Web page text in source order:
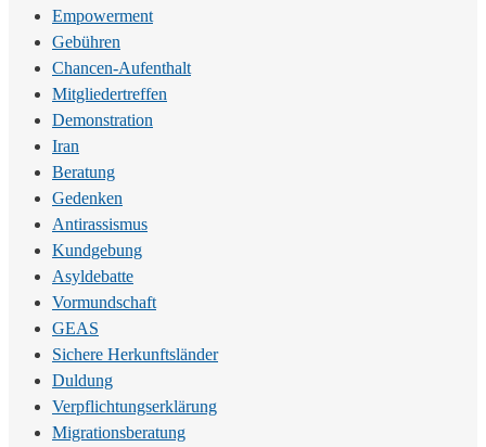
Empowerment
Gebühren
Chancen-Aufenthalt
Mitgliedertreffen
Demonstration
Iran
Beratung
Gedenken
Antirassismus
Kundgebung
Asyldebatte
Vormundschaft
GEAS
Sichere Herkunftsländer
Duldung
Verpflichtungserklärung
Migrationsberatung